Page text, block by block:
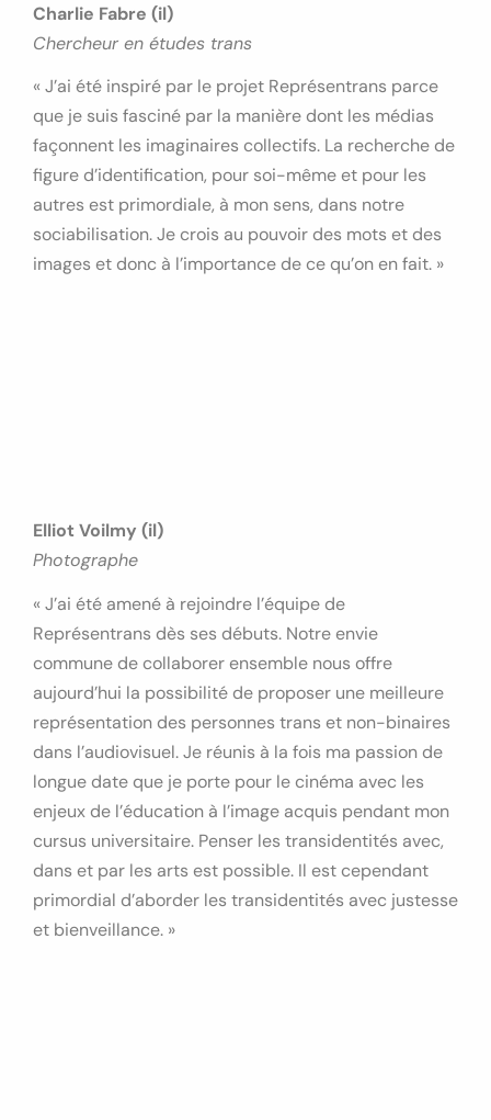
Charlie Fabre (il)
Chercheur en études trans
« J’ai été inspiré par le projet Représentrans parce
que je suis fasciné par la manière dont les médias
façonnent les imaginaires collectifs. La recherche de
figure d’identification, pour soi-même et pour les
autres est primordiale, à mon sens, dans notre
sociabilisation. Je crois au pouvoir des mots et des
images et donc à l’importance de ce qu’on en fait. »
Elliot Voilmy (il)
Photographe
« J’ai été amené à rejoindre l’équipe de
Représentrans dès ses débuts. Notre envie
commune de collaborer ensemble nous offre
aujourd’hui la possibilité de proposer une meilleure
représentation des personnes trans et non-binaires
dans l’audiovisuel. Je réunis à la fois ma passion de
longue date que je porte pour le cinéma avec les
enjeux de l’éducation à l’image acquis pendant mon
cursus universitaire. Penser les transidentités avec,
dans et par les arts est possible. Il est cependant
primordial d’aborder les transidentités avec justesse
et bienveillance. »